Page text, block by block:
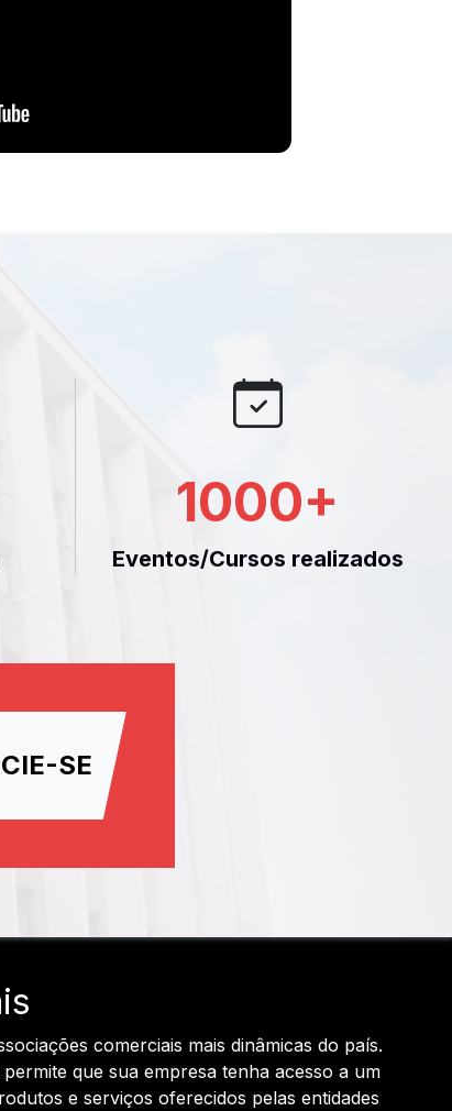
1000+
Eventos/Cursos realizados
SE
comerciais mais dinâmicas do país.
que sua empresa tenha acesso a um
e serviços oferecidos pelas entidades